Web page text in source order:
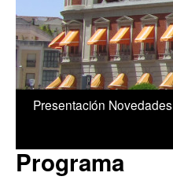
1/5
Presentación Novedades
Programa